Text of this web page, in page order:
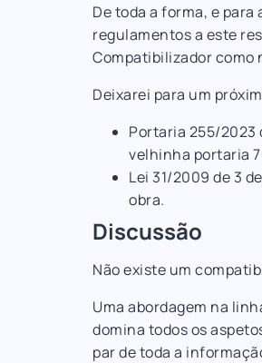
De toda a forma, e
regulamentos a este
Compatibilizador
Deixarei para um
Portaria 255/2023
velhinha portaria
Lei 31/2009 de 3
obra.
Discussão
Não existe um
Uma abordagem na
domina todos os
par de toda a